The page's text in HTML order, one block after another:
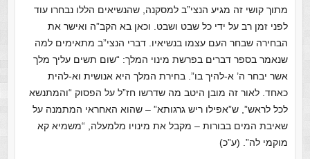
מתוך קושי זה מגיע הנצי”ב למסקנה, שהנשיאים הללו נבחרו עוד
לפני זמן רב על ידי כל שבט ושבט. וכאן בא הקב”ה ואישר את
הבחירה שבחר העם עצמו בנשיאיו. דברי הנצי”ב מתאימים למה
שנאמר בספר דברים בפרשת מינוי המלך: “שום תשים עליך מלך
אשר יבחר ה’ א-להיך בו”. בחירת המלך היא אנושית וא-להית
כאחד. לאור זה מובן היטב מה שדרשו חז”ל על הפסוק “והמתנשא
לכל לראש”, ש”אפילו ריש גרגותא” – שהוא האחראי המתמנה על
שאיבת המים בבורות – מקבל את מינויו מלמעלה, “משמיא קא
מוקמי לה”. (ע”כ)